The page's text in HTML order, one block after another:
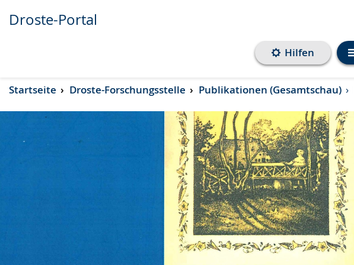
Transkript anzeigen
Abspielen
Pausieren
Droste-Portal
Hilfen
Startseite Droste-Forschungsstelle Publikationen (Gesamtschau)